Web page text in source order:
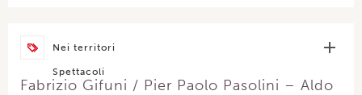
Nei territori
Spettacoli
Fabrizio Gifuni / Pier Paolo Pasolini – Aldo